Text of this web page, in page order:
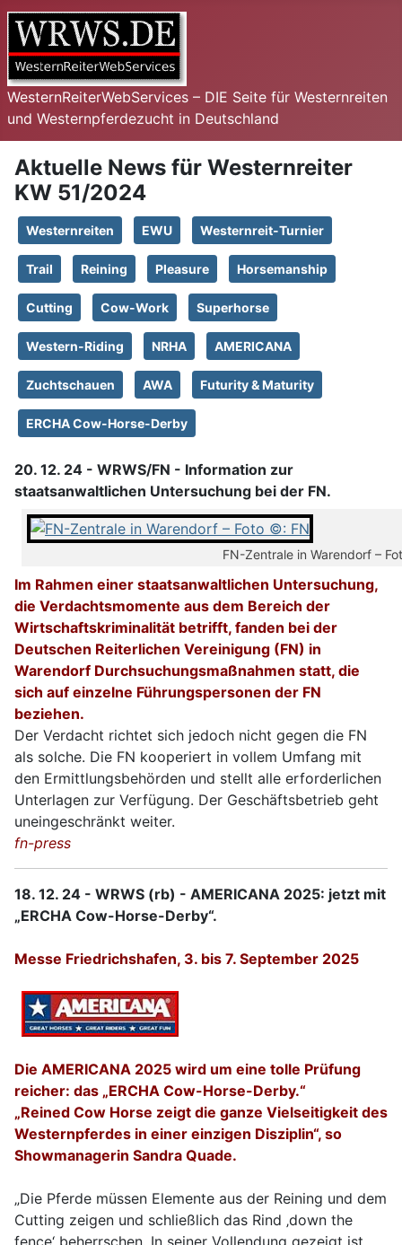
WesternReiterWebServices – DIE Seite für Westernreiten
und Westernpferdezucht in Deutschland
Aktuelle News für Westernreiter
KW 51/2024
Westernreiten EWU Westernreit-Turnier
Trail Reining Pleasure Horsemanship
Cutting Cow-Work Superhorse
Western-Riding NRHA AMERICANA
Zuchtschauen AWA Futurity & Maturity
ERCHA Cow-Horse-Derby
20. 12. 24 - WRWS/FN - Information zur
staatsanwaltlichen Untersuchung bei der FN.
FN-Zentrale in Warendorf –
Im Rahmen einer staatsanwaltlichen Untersuchung,
die Verdachtsmomente aus dem Bereich der
Wirtschaftskriminalität betrifft, fanden bei der
Deutschen Reiterlichen Vereinigung (FN) in
Warendorf Durchsuchungsmaßnahmen statt, die
sich auf einzelne Führungspersonen der FN
beziehen.
Der Verdacht richtet sich jedoch nicht gegen die FN
als solche. Die FN kooperiert in vollem Umfang mit
den Ermittlungsbehörden und stellt alle erforderlichen
Unterlagen zur Verfügung. Der Geschäftsbetrieb geht
uneingeschränkt weiter.
fn-press
18. 12. 24 - WRWS (rb) - AMERICANA 2025: jetzt mit
„ERCHA Cow-Horse-Derby“.
Messe Friedrichshafen, 3. bis 7. September 2025
Die AMERICANA 2025 wird um eine tolle Prüfung
reicher: das „ERCHA Cow-Horse-Derby.“
„Reined Cow Horse zeigt die ganze Vielseitigkeit des
Westernpferdes in einer einzigen Disziplin“, so
Showmanagerin Sandra Quade.
„Die Pferde müssen Elemente aus der Reining und dem
Cutting zeigen und schließlich das Rind ‚down the
fence‘ beherrschen. In seiner Vollendung gezeigt ist